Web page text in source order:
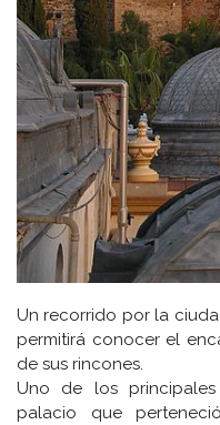
Un recorrido por la
permitirá conocer el
de sus rincones.
Uno de los
palacio que